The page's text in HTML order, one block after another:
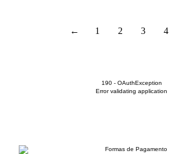
← 1 2 3 4
190 - OAuthException
Error validating application